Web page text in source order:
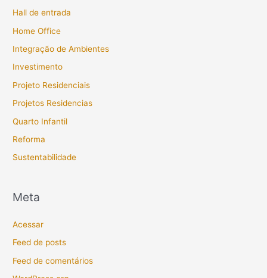
Hall de entrada
Home Office
Integração de Ambientes
Investimento
Projeto Residenciais
Projetos Residencias
Quarto Infantil
Reforma
Sustentabilidade
Meta
Acessar
Feed de posts
Feed de comentários